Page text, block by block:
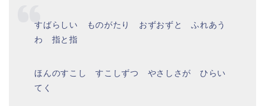
すばらしい ものがたり おずおずと ふれあう
わ 指と指
ほんのすこし すこしずつ やさしさが ひらい
てく